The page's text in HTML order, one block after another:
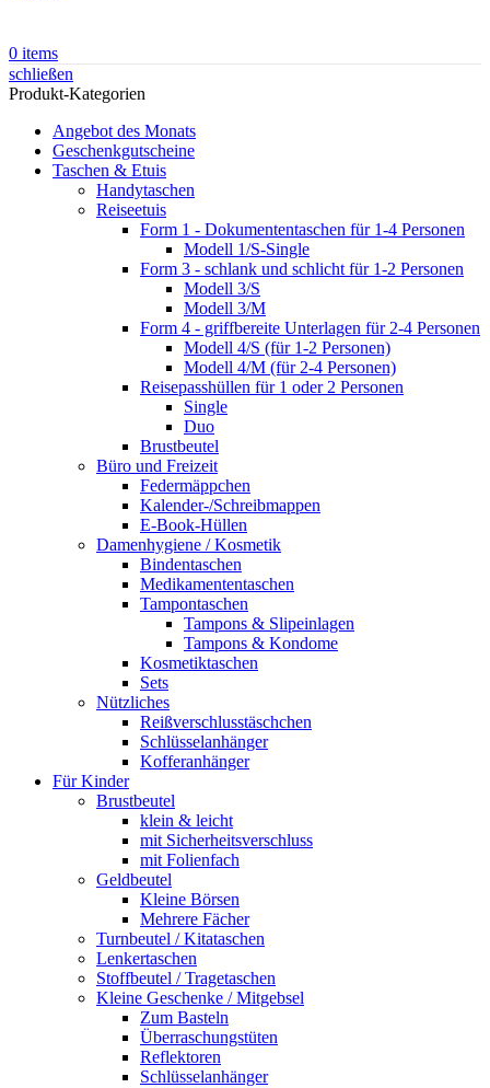
0 items
schließen
Produkt-Kategorien
Angebot des Monats
Geschenkgutscheine
Taschen & Etuis
Handytaschen
Reiseetuis
Form 1 - Dokumententaschen für 1-4 Personen
Modell 1/S-Single
Form 3 - schlank und schlicht für 1-2 Personen
Modell 3/S
Modell 3/M
Form 4 - griffbereite Unterlagen für 2-4 Personen
Modell 4/S (für 1-2 Personen)
Modell 4/M (für 2-4 Personen)
Reisepasshüllen für 1 oder 2 Personen
Single
Duo
Brustbeutel
Büro und Freizeit
Federmäppchen
Kalender-/Schreibmappen
E-Book-Hüllen
Damenhygiene / Kosmetik
Bindentaschen
Medikamententaschen
Tampontaschen
Tampons & Slipeinlagen
Tampons & Kondome
Kosmetiktaschen
Sets
Nützliches
Reißverschlusstäschchen
Schlüsselanhänger
Kofferanhänger
Für Kinder
Brustbeutel
klein & leicht
mit Sicherheitsverschluss
mit Folienfach
Geldbeutel
Kleine Börsen
Mehrere Fächer
Turnbeutel / Kitataschen
Lenkertaschen
Stoffbeutel / Tragetaschen
Kleine Geschenke / Mitgebsel
Zum Basteln
Überraschungstüten
Reflektoren
Schlüsselanhänger